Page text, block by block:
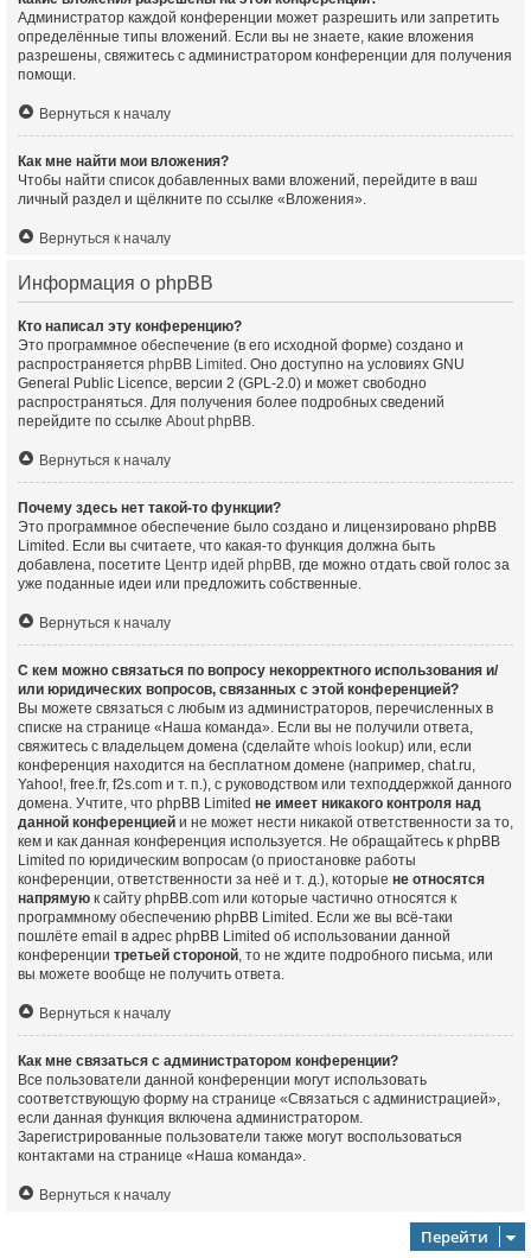
Администратор каждой конференции может разрешить или запретить
определённые типы вложений. Если вы не знаете, какие вложения
разрешены, свяжитесь с администратором конференции для получения
помощи.
Вернуться к началу
Как мне найти мои вложения?
Чтобы найти список добавленных вами вложений, перейдите в ваш
личный раздел и щёлкните по ссылке «Вложения».
Вернуться к началу
Информация о phpBB
Кто написал эту конференцию?
Это программное обеспечение (в его исходной форме) создано и
распространяется phpBB Limited . Оно доступно на условиях GNU
General Public Licence, версии 2 (GPL-2.0) и может свободно
распространяться. Для получения более подробных сведений
перейдите по ссылке About phpBB.
Вернуться к началу
Почему здесь нет такой-то функции?
Это программное обеспечение было создано и лицензировано phpBB
Limited. Если вы считаете, что какая-то функция должна быть
добавлена, посетите Центр идей phpBB, где можно отдать свой голос за
уже поданные идеи или предложить собственные.
Вернуться к началу
С кем можно связаться по вопросу некорректного использования и/
или юридических вопросов, связанных с этой конференцией?
Вы можете связаться с любым из администраторов, перечисленных в
списке на странице «Наша команда». Если вы не получили ответа,
свяжитесь с владельцем домена (сделайте whois lookup) или, если
конференция находится на бесплатном домене (например, chat.ru,
Yahoo!, free.fr, f2s.com и т. п.), с руководством или техподдержкой данного
домена. Учтите, что phpBB Limited не имеет никакого контроля над
данной конференцией и не может нести никакой ответственности за то,
кем и как данная конференция используется. Не обращайтесь к phpBB
Limited по юридическим вопросам (о приостановке работы
конференции, ответственности за неё и т. д.), которые не относятся
напрямую к сайту phpBB.com или которые частично относятся к
программному обеспечению phpBB Limited. Если же вы всё-таки
пошлёте email в адрес phpBB Limited об использовании данной
конференции третьей стороной, то не ждите подробного письма, или
вы можете вообще не получить ответа.
Вернуться к началу
Как мне связаться с администратором конференции?
Все пользователи данной конференции могут использовать
соответствующую форму на странице «Связаться с администрацией»,
если данная функция включена администратором.
Зарегистрированные пользователи также могут воспользоваться
контактами на странице «Наша команда».
Вернуться к началу
Перейти